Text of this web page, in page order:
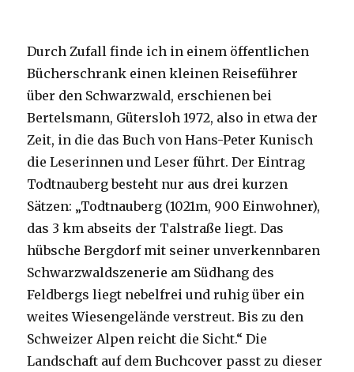
Durch Zufall finde ich in einem öffentlichen
Bücherschrank einen kleinen Reiseführer
über den Schwarzwald, erschienen bei
Bertelsmann, Gütersloh 1972, also in etwa der
Zeit, in die das Buch von Hans-Peter Kunisch
die Leserinnen und Leser führt. Der Eintrag
Todtnauberg besteht nur aus drei kurzen
Sätzen: „Todtnauberg (1021m, 900 Einwohner),
das 3 km abseits der Talstraße liegt. Das
hübsche Bergdorf mit seiner unverkennbaren
Schwarzwaldszenerie am Südhang des
Feldbergs liegt nebelfrei und ruhig über ein
weites Wiesengelände verstreut. Bis zu den
Schweizer Alpen reicht die Sicht.“ Die
Landschaft auf dem Buchcover passt zu dieser